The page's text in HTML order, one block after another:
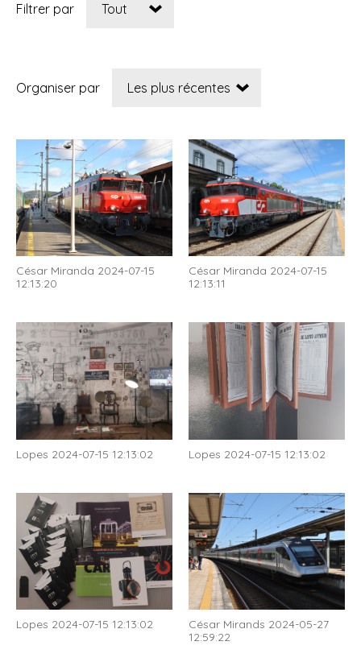
Filtrer par
Organiser par
César Miranda 2024-07-15
12:13:20
César Miranda 2024-07-15
12:13:11
Lopes 2024-07-15 12:13:02 Lopes 2024-07-15 12:13:02
Lopes 2024-07-15 12:13:02
César Mirands 2024-05-27
12:59:22